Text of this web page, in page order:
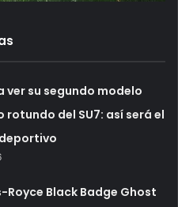
ver su segundo modelo
rotundo del SU7: así será el
deportivo
Royce Black Badge Ghost